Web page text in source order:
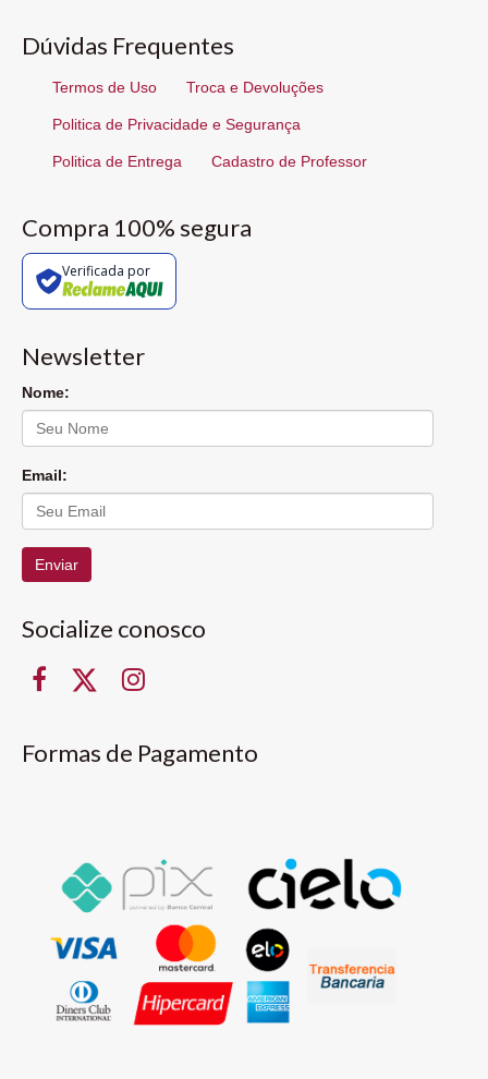
Dúvidas Frequentes
Termos de Uso Troca e Devoluções
Politica de Privacidade e Segurança
Politica de Entrega Cadastro de Professor
Compra 100% segura
Verificada por
Newsletter
Nome:
Email:
Enviar
Socialize conosco
Formas de Pagamento